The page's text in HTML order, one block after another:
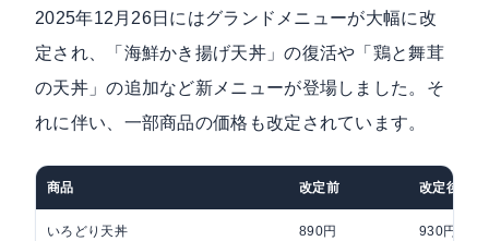
2025年12月26日にはグランドメニューが大幅に改
定され、「海鮮かき揚げ天丼」の復活や「鶏と舞茸
の天丼」の追加など新メニューが登場しました。そ
れに伴い、一部商品の価格も改定されています。
商品 改定前 改定後
いろどり天丼 890円 930円